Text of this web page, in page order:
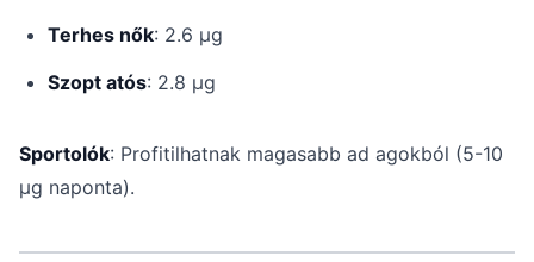
Terhes nők: 2.6 μg
Szopt atós: 2.8 μg
Sportolók: Profitilhatnak magasabb ad agokból (5-10
μg naponta).